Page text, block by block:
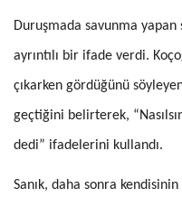
Duruşmada savunma yapan
ayrıntılı bir ifade verdi.
çıkarken gördüğünü
geçtiğini belirterek,
dedi” ifadelerini kullandı.
Sanık, daha sonra